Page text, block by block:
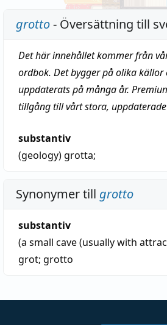
grotto- Översättning till
Det här innehållet kommer från
ordbok. Det bygger på olika källor
uppdaterats på många år.
tillgång till vårt stora,
substantiv
(geology)grotta;
Synonymer till grotto
substantiv
(a small cave (usually with
grot; grotto